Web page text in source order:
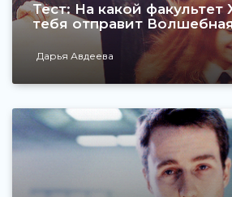
Тест: На какой факультет
тебя отправит
Дарья Авдеева